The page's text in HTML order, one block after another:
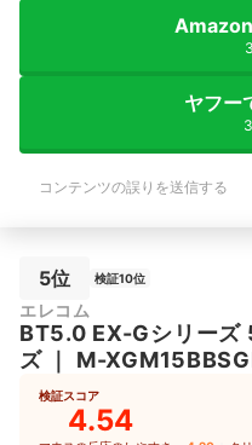
とのことだが、そんなな
ージ。。 実際に使ってみ
する高級マウスと比べても
特に価格を考えると、非
ヤフー
コンテンツの誤りを送信する
5位 検証10位
エレコム
BT5.0 EX-Gシリーズ
ズ｜ M-
検証スコア
4.54